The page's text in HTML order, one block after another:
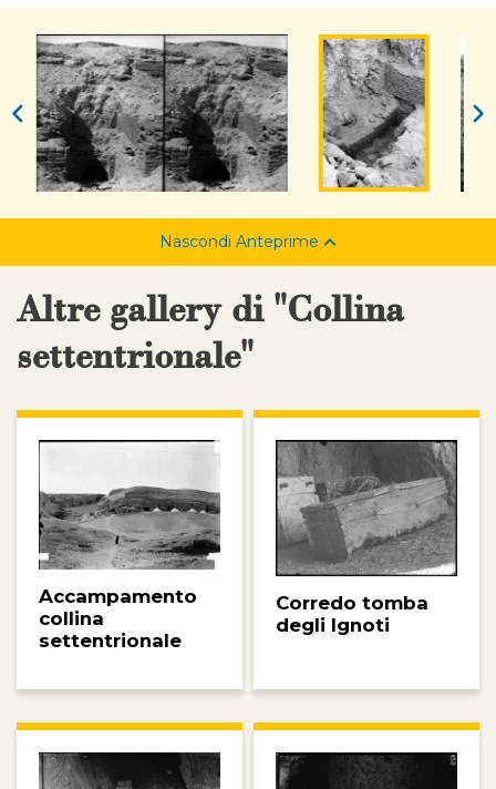
Nascondi Anteprime
Altre gallery di "Collina
settentrionale"
Accampamento
collina
settentrionale
Corredo tomba
degli Ignoti